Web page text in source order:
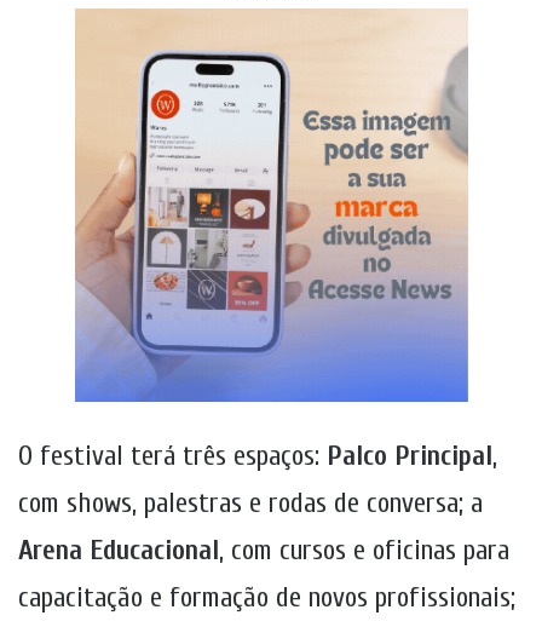
O festival terá três espaços: Palco Principal,
com shows, palestras e rodas de conversa; a
Arena Educacional, com cursos e oficinas para
capacitação e formação de novos profissionais;